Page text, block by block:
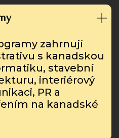
zahrnují
s kanadskou
stavební
interiérový
PR a
na kanadské